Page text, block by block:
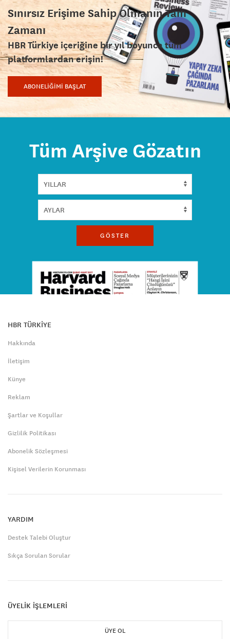
Sınırsız Erişime Sahip Olmanın Tam
Zamanı
HBR Türkiye içeriğine bir yıl boyunca tüm
platformlardan erişin!
ABONELİĞİMİ BAŞLAT
Tüm Arşive Gözatın
GÖSTER
HBR TÜRKİYE
Hakkında
İletişim
Künye
Reklam
Şartlar ve Koşullar
Gizlilik Politikası
Abonelik Sözleşmesi
Kişisel Verilerin Korunması
YARDIM
Destek Talebi Oluştur
Sıkça Sorulan Sorular
ÜYELİK İŞLEMLERİ
ÜYE OL